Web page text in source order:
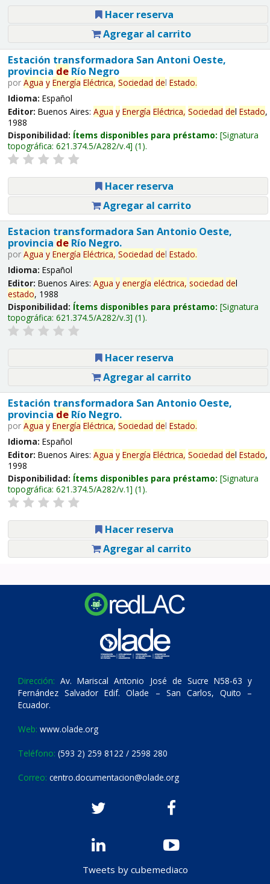
Hacer reserva
Agregar al carrito
Estación transformadora San Antoni Oeste,
provincia deRío Negro
por Agua y Energía Eléctrica, Sociedad del Estado.
Idioma: Español
Editor: Buenos Aires: Agua y Energía Eléctrica, Sociedad del Estado,
1988
Disponibilidad: Ítems disponibles para préstamo: Signatura
topográfica: 621.374.5/A282/v.4 (1).
Hacer reserva
Agregar al carrito
Estacion transformadora San Antonio Oeste,
provincia deRío Negro.
por Agua y Energía Eléctrica, Sociedad del Estado.
Idioma: Español
Editor: Buenos Aires: Agua y energía eléctrica, sociedad del
estado, 1988
Disponibilidad: Ítems disponibles para préstamo: Signatura
topográfica: 621.374.5/A282/v.3 (1).
Hacer reserva
Agregar al carrito
Estación transformadora San Antonio Oeste,
provincia deRío Negro.
por Agua y Energía Eléctrica, Sociedad del Estado.
Idioma: Español
Editor: Buenos Aires: Agua y Energía Eléctrica, Sociedad del Estado,
1998
Disponibilidad: Ítems disponibles para préstamo: Signatura
topográfica: 621.374.5/A282/v.1 (1).
Hacer reserva
Agregar al carrito
Dirección: Av. Mariscal Antonio José de Sucre N58-63 y
Fernández Salvador Edif. Olade – San Carlos, Quito –
Ecuador.
Web: www.olade.org
Teléfono: (593 2) 259 8122 / 2598 280
Correo: centro.documentacion@olade.org
Tweets by cubemediaco